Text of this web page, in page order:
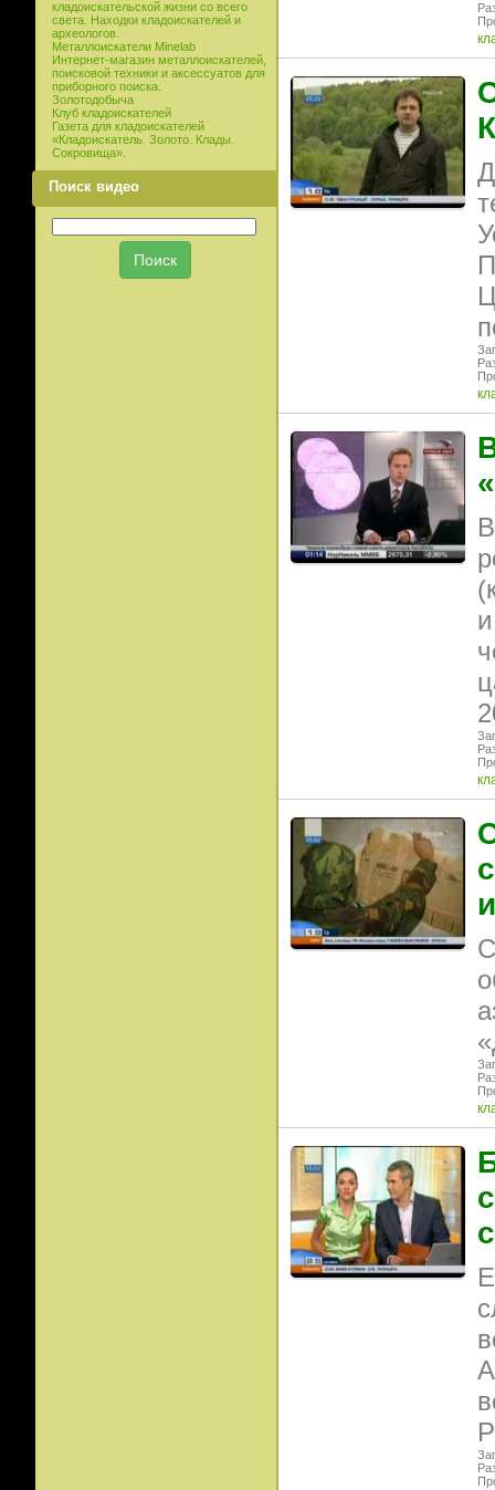
кладоискательской жизни со всего
света. Находки кладоискателей и
археологов.
Металлоискатели Minelab
Интернет-магазин металлоискателей,
поисковой техники и аксессуатов для
приборного поиска.
Золотодобыча
Клуб кладоискателей
Газета для кладоискателей
«Кладоискатель. Золото. Клады.
Сокровища».
Поиск видео